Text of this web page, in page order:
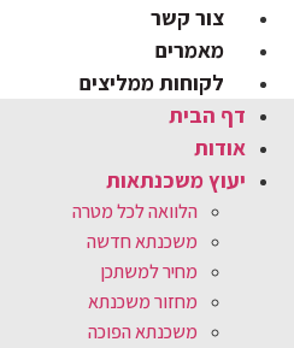
צור קשר
מאמרים
לקוחות ממליצים
דף הבית
אודות
יעוץ משכנתאות
הלוואה לכל מטרה
משכנתא חדשה
מחיר למשתכן
מחזור משכנתא
משכנתא הפוכה